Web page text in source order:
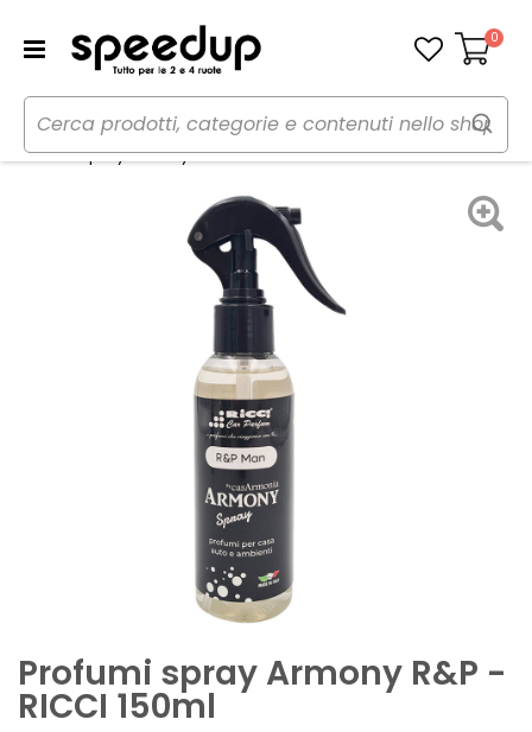
Carrello
0
Home Auto Cura dell'auto
Profumi
Profumi spray Armony R&P - RICCI
Profumi spray Armony R&P -
RICCI 150ml